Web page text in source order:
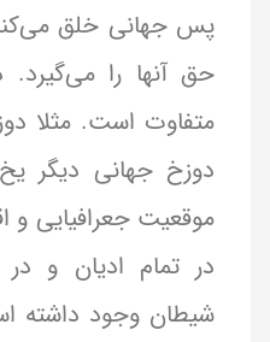
پس جهانی خلق
حق آنها را
متفاوت است. مثلا
دوزخ جهانی دیگر
موقعیت جعرافیایی
در تمام ادیان و
شیطان وجود داشته